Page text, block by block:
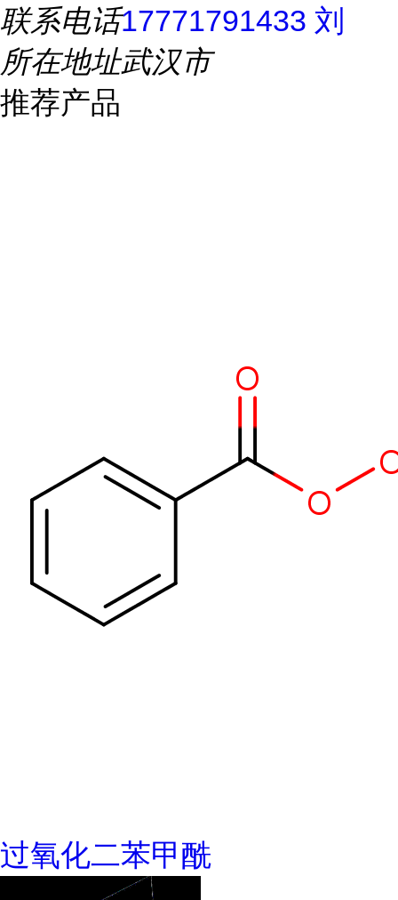
联系电话17771791433 刘
所在地址武汉市
推荐产品
过氧化二苯甲酰